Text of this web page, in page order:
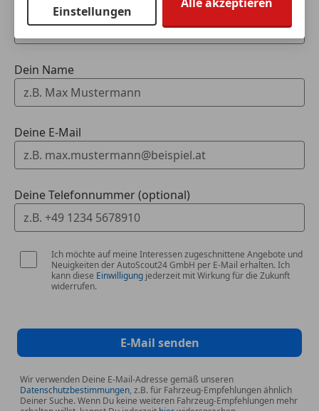
Fahrzeugdaten hinzufügen
Dein Name
Deine E-Mail
Deine Telefonnummer (optional)
Ich möchte auf meine Interessen zugeschnittene Angebote und
Neuigkeiten der AutoScout24 GmbH per E-Mail erhalten. Ich
kann diese Einwilligung jederzeit mit Wirkung für die Zukunft
widerrufen.
E-Mail senden
Wir verwenden Deine E-Mail-Adresse gemäß unseren
Datenschutzbestimmungen, z.B. für Fahrzeug-Empfehlungen ähnlich
Deiner Suche. Wenn Du keine weiteren Fahrzeug-Empfehlungen mehr
Einstellungen